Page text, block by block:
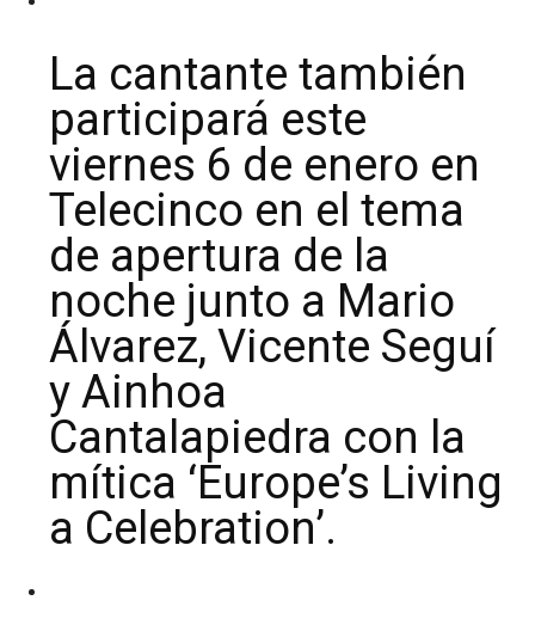
La cantante también
participará este
viernes 6 de enero en
Telecinco en el tema
de apertura de la
noche junto a Mario
Álvarez, Vicente Seguí
y Ainhoa ​​
Cantalapiedra con la
mítica ‘Europe’s Living
a Celebration’.